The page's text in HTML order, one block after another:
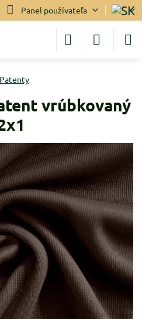
Panel používateľa
Patenty
vrúbkovaný